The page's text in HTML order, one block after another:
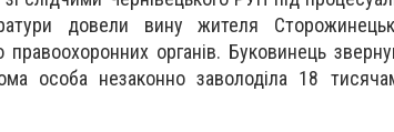
довели вину жителя
органів. Буковинець
особа незаконно заволоділа 18